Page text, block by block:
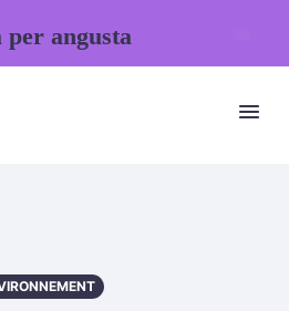
per angusta